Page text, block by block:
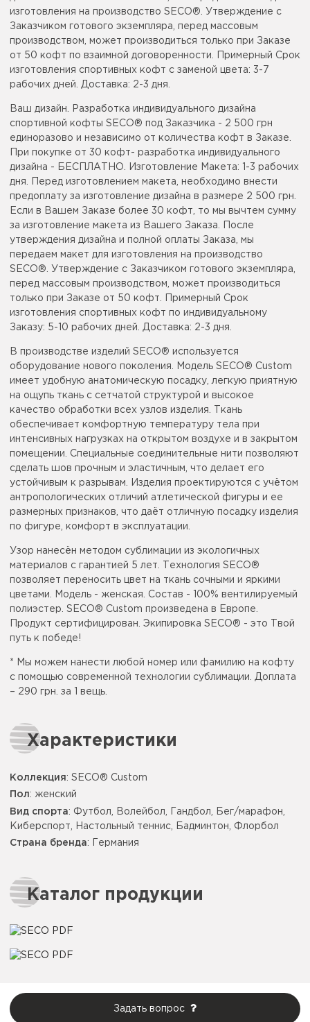
изготовления на производство SECO®. Утверждение с
Заказчиком готового экземпляра, перед массовым
производством, может производиться только при Заказе
от 50 кофт по взаимной договоренности. Примерный Срок
изготовления спортивных кофт с заменой цвета: 3-7
рабочих дней. Доставка: 2-3 дня.
Ваш дизайн. Разработка индивидуального дизайна
спортивной кофты SECO® под Заказчика - 2 500 грн
единоразово и независимо от количества кофт в Заказе.
При покупке от 30 кофт- разработка индивидуального
дизайна - БЕСПЛАТНО. Изготовление Макета: 1-3 рабочих
дня. Перед изготовлением макета, необходимо внести
предоплату за изготовление дизайна в размере 2 500 грн.
Если в Вашем Заказе более 30 кофт, то мы вычтем сумму
за изготовление макета из Вашего Заказа. После
утверждения дизайна и полной оплаты Заказа, мы
передаем макет для изготовления на производство
SECO®. Утверждение с Заказчиком готового экземпляра,
перед массовым производством, может производиться
только при Заказе от 50 кофт. Примерный Срок
изготовления спортивных кофт по индивидуальному
Заказу: 5-10 рабочих дней. Доставка: 2-3 дня.
В производстве изделий SECO® используется
оборудование нового поколения. Модель SECO® Custom
имеет удобную анатомическую посадку, легкую приятную
на ощупь ткань с сетчатой структурой и высокое
качество обработки всех узлов изделия. Ткань
обеспечивает комфортную температуру тела при
интенсивных нагрузках на открытом воздухе и в закрытом
помещении. Специальные соединительные нити позволяют
сделать шов прочным и эластичным, что делает его
устойчивым к разрывам. Изделия проектируются с учётом
антропологических отличий атлетической фигуры и ее
размерных признаков, что даёт отличную посадку изделия
по фигуре, комфорт в эксплуатации.
Узор нанесён методом сублимации из экологичных
материалов с гарантией 5 лет. Технология SECO®
позволяет переносить цвет на ткань сочными и яркими
цветами. Модель - женская. Состав - 100% вентилируемый
полиэстер. SECO® Custom произведена в Европе.
Продукт сертифицирован. Экипировка SECO® - это Твой
путь к победе!
* Мы можем нанести любой номер или фамилию на кофту
с помощью современной технологии сублимации. Доплата
– 290 грн. за 1 вещь.
Характеристики
Коллекция: SECO® Custom
Пол : женский
Вид спорта: Футбол, Волейбол, Гандбол, Бег/марафон,
Киберспорт, Настольный теннис, Бадминтон, Флорбол
Страна бренда: Германия
Каталог продукции
Задать вопрос